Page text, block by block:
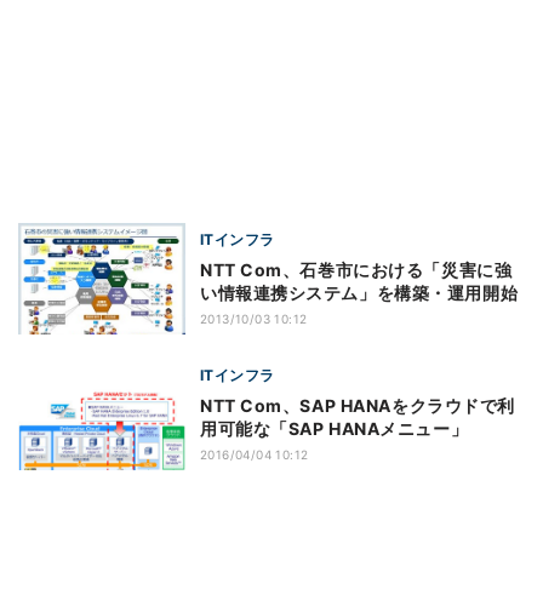
ITインフラ
NTT Com、石巻市における「災害に強
い情報連携システム」を構築・運用開始
2013/10/03 10:12
ITインフラ
NTT Com、SAP HANAをクラウドで利
用可能な「SAP HANAメニュー」
2016/04/04 10:12